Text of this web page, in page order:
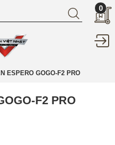
0
ESPERO GOGO-F2 PRO
F2 PRO